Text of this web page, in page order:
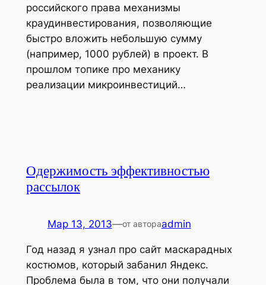
российского права механизмы
краудинвестирования, позволяющие
быстро вложить небольшую сумму
(например, 1000 рублей) в проект. В
прошлом топике про механику
реализации микроинвестиций…
Одержимость эффективностью
рассылок
Мар 13, 2013—от автораadmin
Год назад я узнал про сайт маскарадных
костюмов, который забанил Яндекс.
Проблема была в том, что они получали